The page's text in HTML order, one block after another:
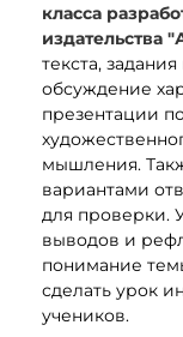
класса
издательства
текста,
обсуждение
презентации
мышления.
вариантами
для проверки.
выводов и
понимание
сделать урок
учеников.